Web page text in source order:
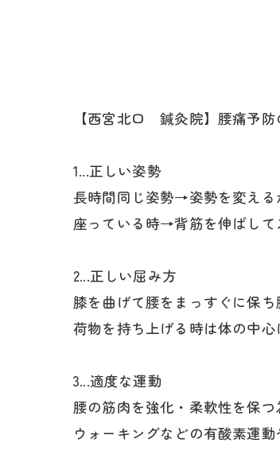
【西宮北口 鍼灸院】腰痛予防
1...正しい姿勢
長時間同じ姿勢→姿勢を変える
座っている時→背筋を伸ばして
2...正しい屈み方
膝を曲げて腰をまっすぐに保
荷物を持ち上げる時は体の中
3...適度な運動
腰の筋肉を強化・柔軟性を保
ウォーキングなどの有酸素運